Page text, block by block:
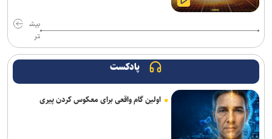
موجودی تمام مدل‌های وان‌پلاس ۱۵ در آمریکا به اتمام رسید
اومودا ۴، شاسی‌بلندی با دستیار هوش مصنوعی که فرمان همه‌چیز را به
دست می‌گیرد
کارگاه تخصصی دارایی‌های فکری در صنعت داروسازی گیاهی برگزار
می‌شود
برنامه‌ریزی مغز، مانع لاغر شدن‌ شماست
بیش
تر
پادکست
اولین گام واقعی برای معکوس کردن پیری